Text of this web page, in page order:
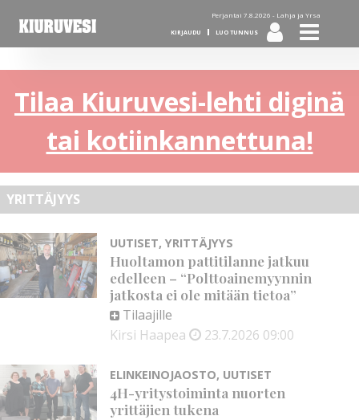
Perjantai 7.8.2026 - Lahja ja Yrsa
KIRJAUDU LUO TUNNUS
Tilaa Kiuruvesi-lehti diginä
tai kotiinkannettuna!
YRITTÄJYYS
UUTISET,YRITTÄJYYS
Huoltamon pattitilanne jatkuu
edelleen – “Polttoainemyynnin
jatkosta ei ole mitään tietoa”
Tilaajille
Kirsi Haapea
23.7.2026 09:00
ELINKEINOJAOSTO, UUTISET
4H-yritystoiminta nuorten
yrittäjien tukena